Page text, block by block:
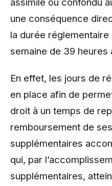
une conséquence
la durée
semaine de 39 heures
En effet, les jours de
en place afin de
droit à un temps de
remboursement de
supplémentaires
qui, par
supplémentaires,